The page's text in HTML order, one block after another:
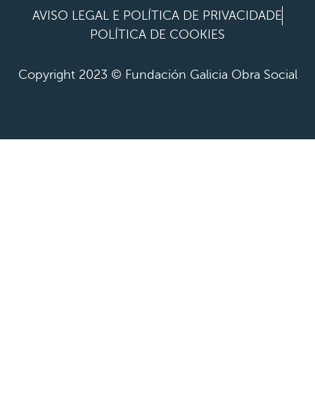
AVISO LEGAL E POLÍTICA DE PRIVACIDADE
POLÍTICA DE COOKIES
Copyright 2023 © Fundación Galicia Obra Social